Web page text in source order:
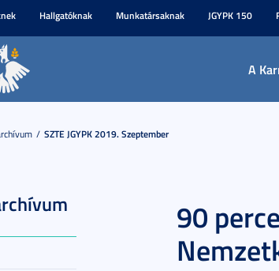
Hallgatóknak Munkatársaknak JGYPK 150
A
SZTE JGYPK 2019. Szeptember
90